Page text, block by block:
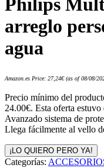
Philips
arreglo
agua
Amazon.es Price: 27,24€(as of 08/08/
Precio mínimo del
24.00€. Esta oferta
Avanzado sistema de
Llega fácilmente al vello
¡LO QUIERO PERO YA!
Categorías: